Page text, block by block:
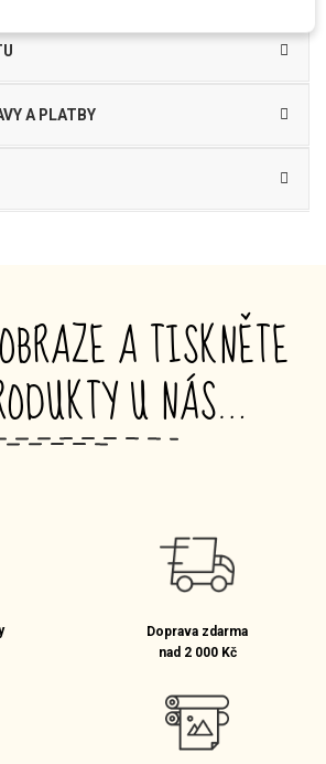
A PLATBY
A TISKNĚTE
U NÁS…
_
Doprava zdarma
nad 2 000 Kč